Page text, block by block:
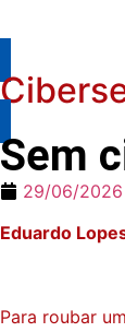
Sem
29/06/2026
Eduardo
Para roubar